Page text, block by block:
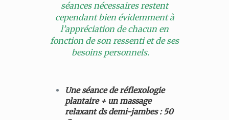
séances nécessaires restent
cependant bien évidemment à
l’appréciation de chacun en
fonction de son ressenti et de ses
besoins personnels.
Une séance de réflexologie
plantaire + un massage
relaxant ds demi-jambes : 50